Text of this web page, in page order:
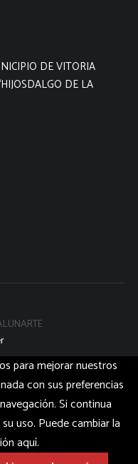
DE VITORIA
DE LA
para mejorar nuestros
con sus preferencias
Si continua
uso. Puede cambiar la
aquí.